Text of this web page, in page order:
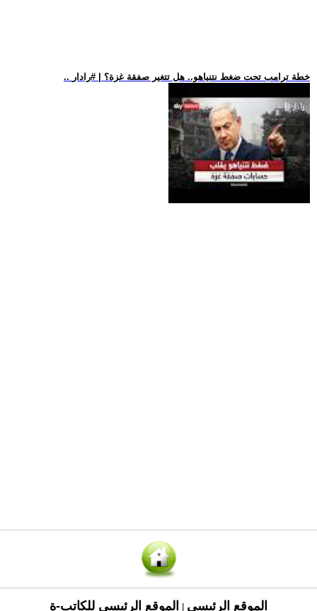
.. خطة ترامب تحت ضغط نتنياهو.. هل تتغير صفقة غزة؟ | #رادار
الموقع الرئيسي الموقع الرئيسي للكاتب-ة